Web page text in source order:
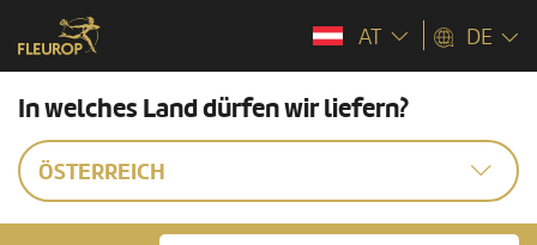
AT DE
In welches Land dürfen wir liefern?
ÖSTERREICH